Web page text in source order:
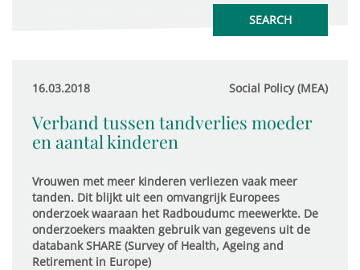
16.03.2018 Social Policy (MEA)
Verband tussen tandverlies moeder
en aantal kinderen
Vrouwen met meer kinderen verliezen vaak meer
tanden. Dit blijkt uit een omvangrijk Europees
onderzoek waaraan het Radboudumc meewerkte. De
onderzoekers maakten gebruik van gegevens uit de
databank SHARE (Survey of Health, Ageing and
Retirement in Europe)